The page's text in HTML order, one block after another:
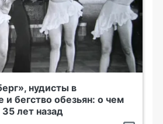
нудисты в
и бегство обезьян: о чем
лет назад